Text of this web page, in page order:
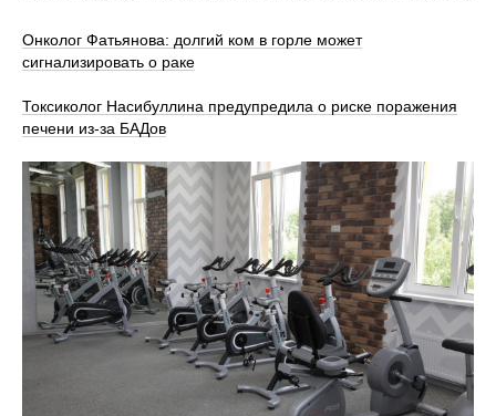
Онколог Фатьянова: долгий ком в горле может
сигнализировать о раке
Токсиколог Насибуллина предупредила о риске поражения
печени из-за БАДов